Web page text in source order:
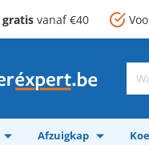
gratis vanaf €40
je
naar
Afzuigkap